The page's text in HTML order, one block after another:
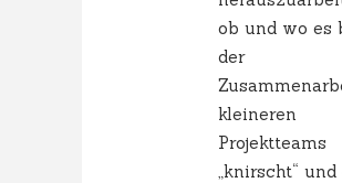
ob und wo es
der
kleineren
Projektteams
„knirscht“ und